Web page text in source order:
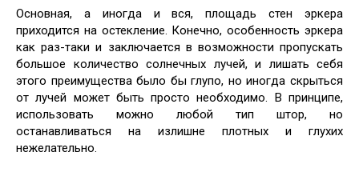
Основная, а иногда и вся, площадь стен эркера
приходится на остекление. Конечно, особенность эркера
как раз-таки и заключается в возможности пропускать
большое количество солнечных лучей, и лишать себя
этого преимущества было бы глупо, но иногда скрыться
от лучей может быть просто необходимо. В принципе,
использовать можно любой тип штор, но
останавливаться на излишне плотных и глухих
нежелательно.